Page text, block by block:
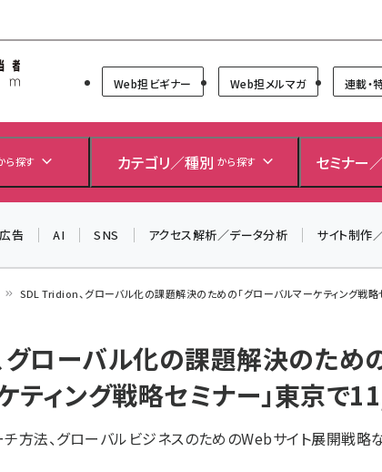
Web担当者Forum
Web担ビギナー Web担メルマガ 連載・
ら探す カテゴリ／種別 から探す セミナー
告 AI SNS アクセス解析／データ分析 サイト制作
SDL Tridion、グローバル化の課題解決のための「グローバルマーケティング戦略
ローバル化の課題解決のため
ティング戦略セミナー」東京で
方法、グローバルビジネスのためのWebサイト展開戦略
＼ 8月27日開催、申し込み受付中！ ／
生成AIをマーケティング等に活用するため
るセミナーイベント「生成AI × マーケティン
▼申し込みはこちらから▼